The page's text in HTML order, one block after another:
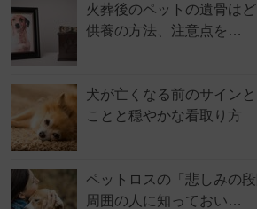
火葬後のペットの遺骨は
供養の方法、注意点を…
犬が亡くなる前のサイン
ことと穏やかな看取り方
ペットロスの「悲しみの
周囲の人に知っておい…